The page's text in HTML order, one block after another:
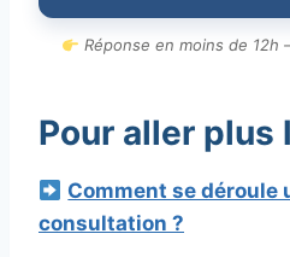
Réponse en moins de 12h
Pour aller plus
Comment se déroule
consultation ?